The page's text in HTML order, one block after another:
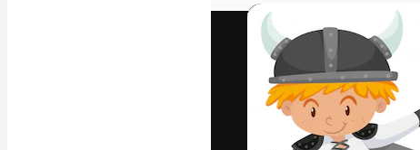
動画
映像素材
モーショングラフィックス
動画テンプレート
アイコン
3D モデル
フォント
最高のクリエイ
ットフォーム。ク